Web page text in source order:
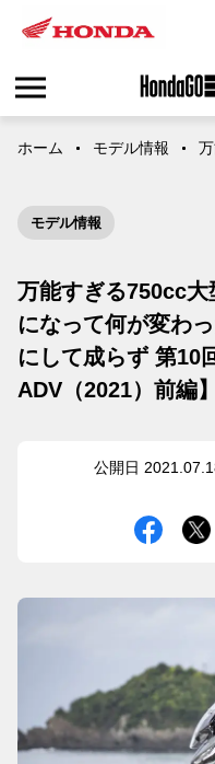
ホーム モデル情報
モデル情報
万能すぎる750cc
になって何が変わ
にして成らず 第10
ADV（2021）前編】
公開日